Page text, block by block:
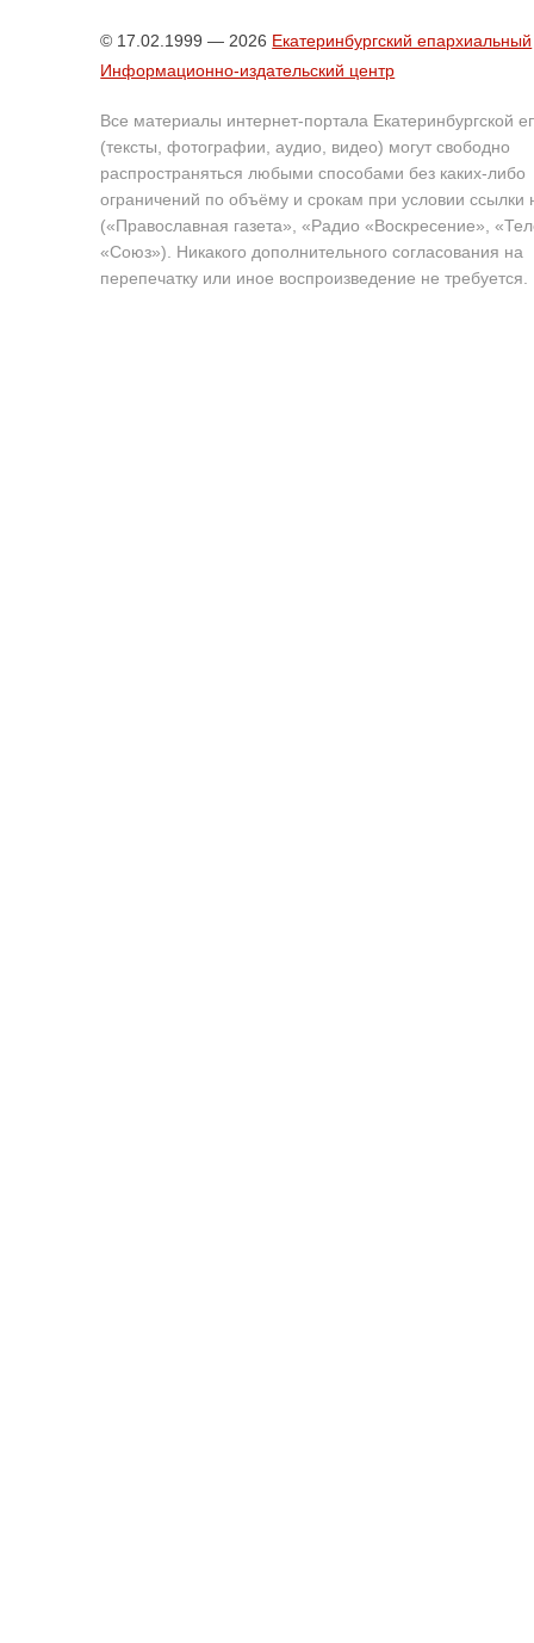
© 17.02.1999 — 2026 Екатеринбургский епархиальный
Информационно-издательский центр
Все материалы интернет-портала Екатеринбургской
(тексты, фотографии, аудио, видео) могут свободно
распространяться любыми способами без каких-либо
ограничений по объёму и срокам при условии ссылки
(«Православная газета», «Радио «Воскресение»,
«Союз»). Никакого дополнительного согласования на
перепечатку или иное воспроизведение не требуется.